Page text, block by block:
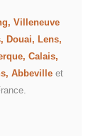
Villeneuve
Douai, Lens,
Calais,
Abbeville et